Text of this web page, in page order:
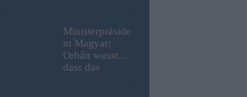
Überreste und
Sprengstoff aus
der Donau in
Budapest
Ministerpräside
nt Magyar:
Orbán wusste,
dass das